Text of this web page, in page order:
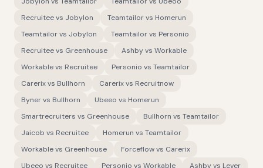
Recruiteevs Jobylon Teamtailorvs Homerun
Teamtailorvs Jobylon Teamtailorvs Personio
Recruiteevs Greenhouse Ashbyvs Workable
Workablevs Recruitee Personio vs Teamtailor
Carerixvs Bullhorn Carerixvs Recruitnow
Bynervs Bullhorn Ubeeo vs Homerun
Smartrecruiters vs Greenhouse Bullhorn vs Teamtailor
Jaicob vs Recruitee Homerun vs Teamtailor
Workablevs Greenhouse Forceflowvs Carerix
Ubeeo vs Recruitee Personio vs Workable Ashbyvs Lever